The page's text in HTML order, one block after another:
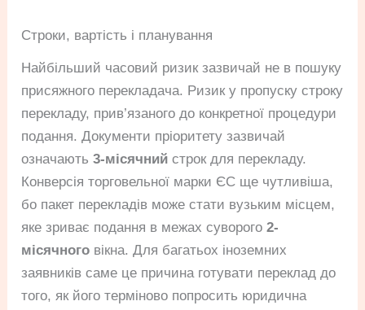
Строки, вартість і планування
Найбільший часовий ризик зазвичай не в пошуку
присяжного перекладача. Ризик у пропуску строку
перекладу, прив’язаного до конкретної процедури
подання. Документи пріоритету зазвичай
означають3-місячний строк для перекладу.
Конверсія торговельної марки ЄС ще чутливіша,
бо пакет перекладів може стати вузьким місцем,
яке зриває подання в межах суворого2-
місячного вікна. Для багатьох іноземних
заявників саме це причина готувати переклад до
того, як його терміново попросить юридична